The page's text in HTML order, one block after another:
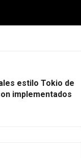
estilo Tokio de
implementados